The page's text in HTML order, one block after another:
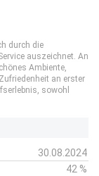
durch die
auszeichnet. An
Ambiente,
an erster
sowohl
30.08.2024
42 %